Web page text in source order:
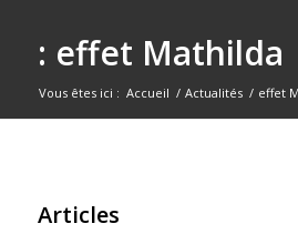
: effet Mathilda
Vous êtes ici : Accueil / Actualités / effet
Articles